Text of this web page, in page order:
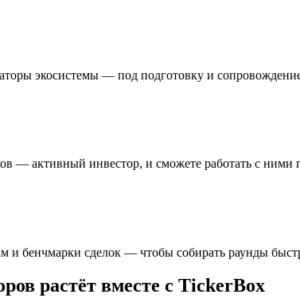
экосистемы — под подготовку и
— активный инвестор, и сможете работать с ними
и бенчмарки сделок — чтобы собирать раунды
растёт вместе с TickerBox